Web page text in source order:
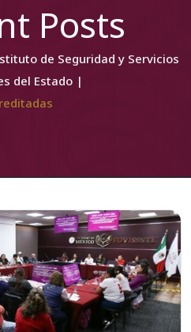
Posts
de Seguridad y Servicios
del Estado |